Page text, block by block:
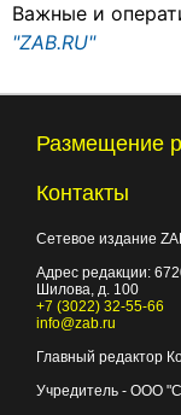
Важные и
"ZAB.RU"
Размещение
Контакты
Сетевое издание
Адрес редакции:
Шилова, д. 100
+7 (3022) 32-55-66
info@zab.ru
Главный редактор
Учредитель - ООО